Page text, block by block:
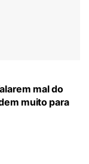
mal do
muito para